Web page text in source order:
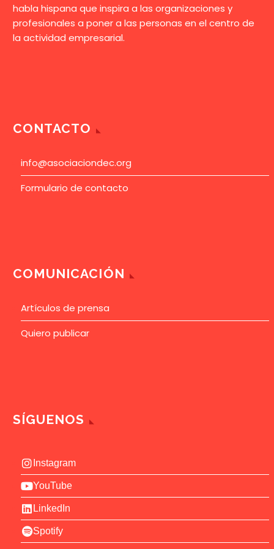
habla hispana que inspira a las organizaciones y
profesionales a poner a las personas en el centro de
la actividad empresarial.
CONTACTO
info@asociaciondec.org
Formulario de contacto
COMUNICACIÓN
Artículos de prensa
Quiero publicar
SÍGUENOS
Instagram
YouTube
LinkedIn
Spotify